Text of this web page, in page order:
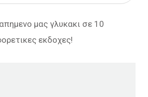
μας γλυκακι σε 10
εκδοχες!